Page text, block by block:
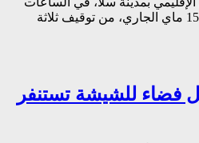
فضاء للشيشة تستنفر